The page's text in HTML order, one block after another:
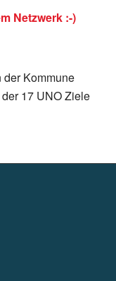
Netzwerk :-)
Kommune
17 UNO Ziele